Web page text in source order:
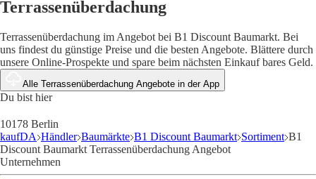
Terrassenüberdachung
Terrassenüberdachung im Angebot bei B1 Discount Baumarkt. Bei
uns findest du günstige Preise und die besten Angebote. Blättere durch
unsere Online-Prospekte und spare beim nächsten Einkauf bares Geld.
Alle Terrassenüberdachung Angebote in der App
Du bist hier
10178 Berlin
kaufDA Händler Baumärkte B1 Discount Baumarkt Sortiment B1
Discount Baumarkt Terrassenüberdachung Angebot
Unternehmen